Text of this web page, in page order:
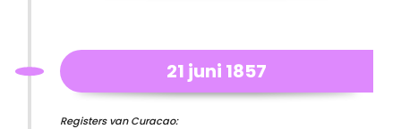
21 juni 1857
Registers van Curacao: